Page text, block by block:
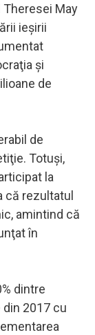
Theresei May
ieşirii
şi
de
de
Totuşi,
la
că rezultatul
amintind că
în
dintre
din 2017 cu